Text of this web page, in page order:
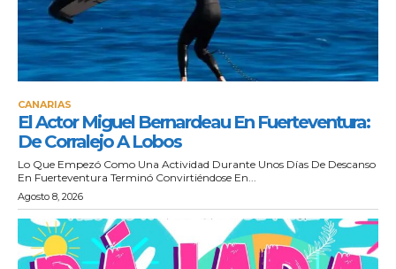
CANARIAS
El Actor Miguel Bernardeau En Fuerteventura:
De Corralejo A Lobos
Lo Que Empezó Como Una Actividad Durante Unos Días De Descanso
En Fuerteventura Terminó Convirtiéndose En...
Agosto 8, 2026